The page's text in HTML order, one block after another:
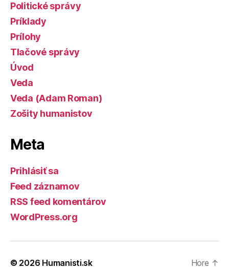
Politické správy
Príklady
Prílohy
Tlačové správy
Úvod
Veda
Veda (Adam Roman)
Zošity humanistov
Meta
Prihlásiť sa
Feed záznamov
RSS feed komentárov
WordPress.org
© 2026 Humanisti.sk Hore ↑